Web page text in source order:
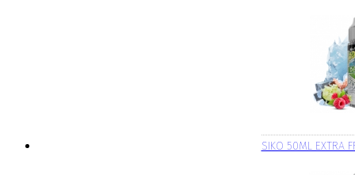
SIKO 50ML EXTRA